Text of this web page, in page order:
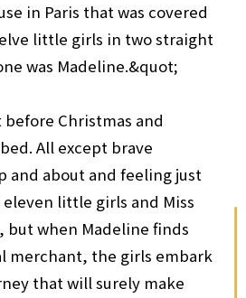
in Paris that was covered
little girls in two straight
was Madeline.&quot;
Christmas and
All except brave
and about and feeling just
little girls and Miss
but when Madeline finds
merchant, the girls embark
that will surely make